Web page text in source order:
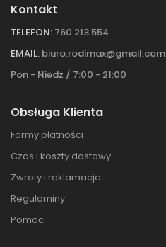
Kontakt
TELEFON: 760 213 554
EMAIL: biuro.rodimax@gmail.com
Pon - Niedz / 7:00 - 21:00
Obsługa Klienta
Formy płatności
Czas i koszty dostawy
Zwroty i reklamacje
Regulaminy
Pomoc